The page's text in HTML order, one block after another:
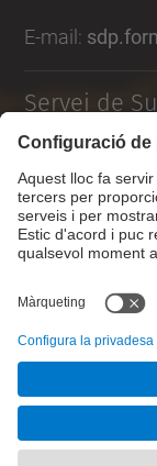
E-mail:
Servei de
Formulari de
Llista